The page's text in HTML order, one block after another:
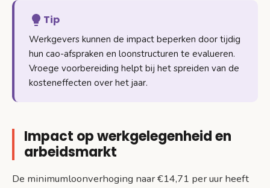
Tip
Werkgevers kunnen de impact beperken door tijdig
hun cao-afspraken en loonstructuren te evalueren.
Vroege voorbereiding helpt bij het spreiden van de
kosteneffecten over het jaar.
Impact op werkgelegenheid en
arbeidsmarkt
De minimumloonverhoging naar €14,71 per uur heeft